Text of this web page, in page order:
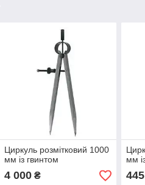
Циркуль розмітковий 1000
мм із гвинтом
4 000₴
мм
445